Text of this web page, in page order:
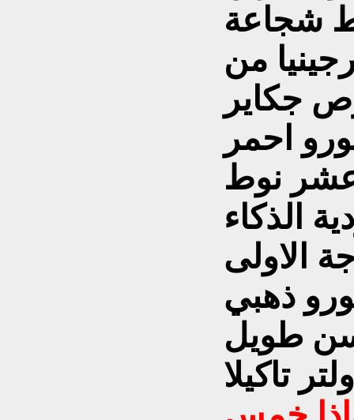
شجاعة
من
جكاير
عشر نوط
الذكاء
الاولى
ذهبي
سن طويل